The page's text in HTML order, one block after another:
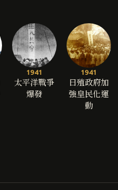
1941
太平洋戰爭
爆發
1941
日殖政府加
強皇民化運
動